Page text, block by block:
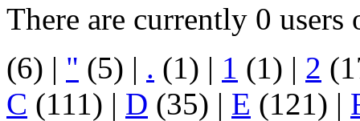
There are currently 0 users
(6) | " (5) | . (1) | 1 (1) | 2
C (111) | D (35) | E (121) |